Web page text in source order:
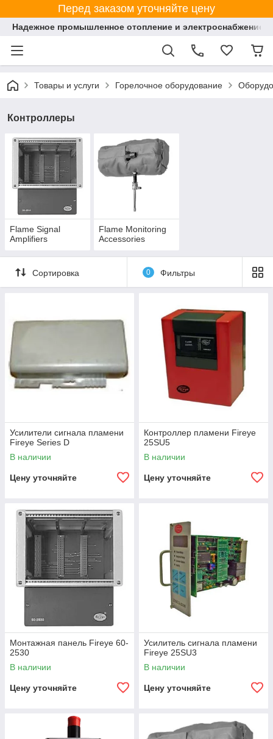
Перед заказом уточняйте цену
Надежное промышленное отопление и электроснабжение
Товары и услуги Горелочное оборудование
Контроллеры
Flame Signal
Amplifiers
Flame Monitoring
Accessories
Сортировка 0 Фильтры
Усилители сигнала пламени
Fireye Series D
В наличии
Цену уточняйте
Контроллер пламени Fireye
25SU5
В наличии
Цену уточняйте
Монтажная панель Fireye 60-
2530
В наличии
Цену уточняйте
Усилитель сигнала пламени
Fireye 25SU3
В наличии
Цену уточняйте